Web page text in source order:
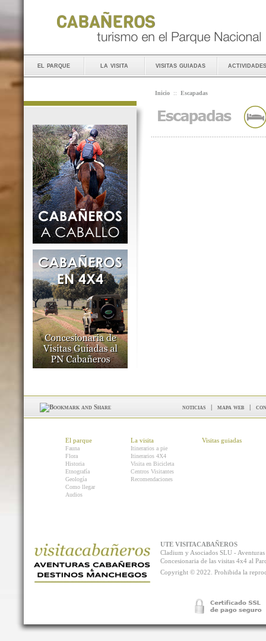
el parque la visita visitas guiadas actividades
Inicio :: Escapadas
noticias | mapa web |
El parque
Fauna
Flora
Historia
Etnografía
Geología
Como llegar
Audios
La visita
Itinerarios a pie
Itinerarios 4X4
Visita en Bicicleta
Centros Visitantes
Recomendaciones
Visitas guiadas
UTE VISITACABAÑEROS
Cladium y Asociados SLU -
Concesionaria de las visitas 4x4 al
Copyright © 2022. Prohibida la